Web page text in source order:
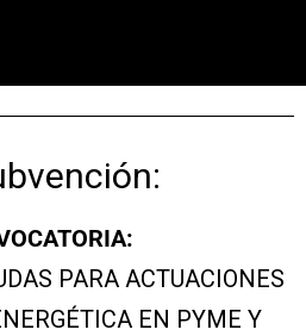
PARA ACTUACIONES
EN PYME Y